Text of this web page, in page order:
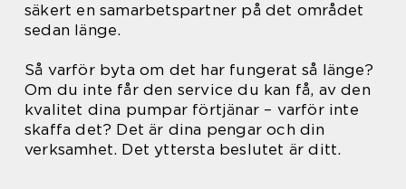
säkert en samarbetspartner på det området
sedan länge.
Så varför byta om det har fungerat så länge?
Om du inte får den service du kan få, av den
kvalitet dina pumpar förtjänar – varför inte
skaffa det? Det är dina pengar och din
verksamhet. Det yttersta beslutet är ditt.